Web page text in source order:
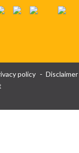
policy
Disclaimer